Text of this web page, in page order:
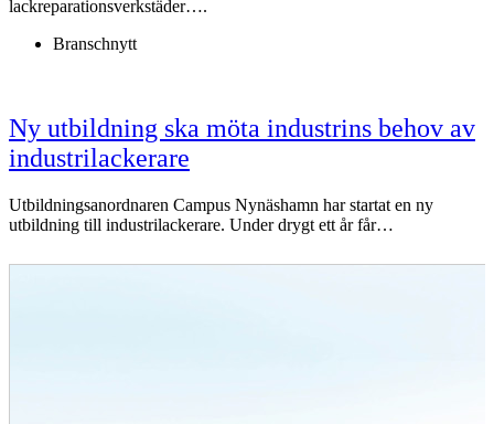
lackreparationsverkstäder….
Branschnytt
Ny utbildning ska möta industrins behov av
industrilackerare
Utbildningsanordnaren Campus Nynäshamn har startat en ny
utbildning till industrilackerare. Under drygt ett år får…